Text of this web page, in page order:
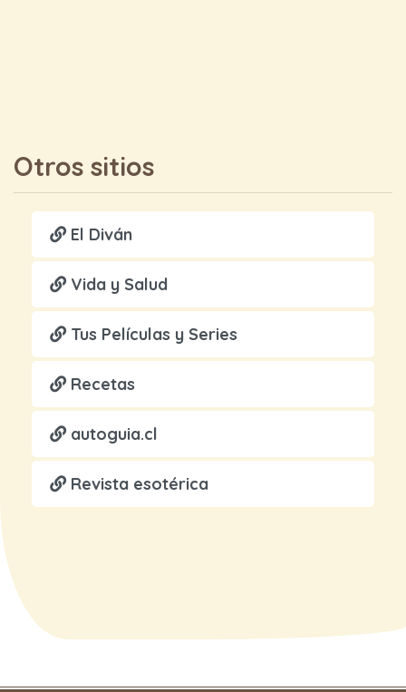
Otros sitios
El Diván
Vida y Salud
Tus Películas y Series
Recetas
autoguia.cl
Revista esotérica